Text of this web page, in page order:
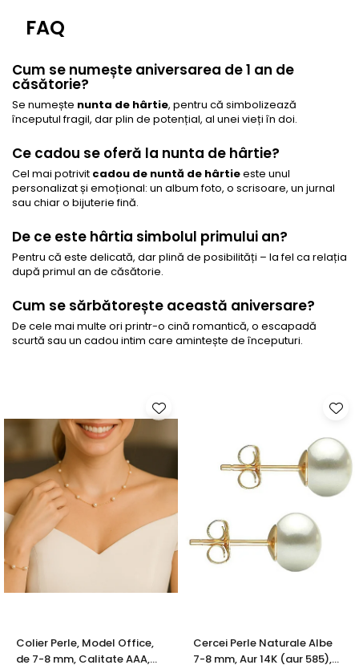
FAQ
Cum se numește aniversarea de 1 an de
căsătorie?
Se numește nunta de hârtie, pentru că simbolizează
începutul fragil, dar plin de potențial, al unei vieți în doi.
Ce cadou se oferă la nunta de hârtie?
Cel mai potrivit cadou de nuntă de hârtieeste unul
personalizat și emoțional: un album foto, o scrisoare, un jurnal
sau chiar o bijuterie fină.
De ce este hârtia simbolul primului an?
Pentru că este delicată, dar plină de posibilități – la fel ca relația
după primul an de căsătorie.
Cum se sărbătorește această aniversare?
De cele mai multe ori printr-o cină romantică, o escapadă
scurtă sau un cadou intim care amintește de începuturi.
Colier Perle, Model Office,
de 7-8 mm, Calitate AAA,
Cercei Perle Naturale Albe
7-8 mm, Aur 14K (aur 585),